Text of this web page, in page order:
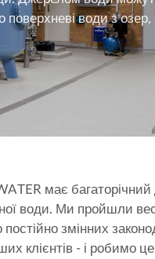
поверхневі води з озер,
має багаторічний
води. Ми пройшли
змінних
клієнтів - і робимо